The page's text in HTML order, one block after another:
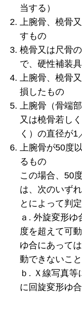
当する）
上腕骨、橈骨
すもの
橈骨又は尺骨
で、硬性補装
上腕骨、橈骨
損したもの
上腕骨（骨端
又は橈骨若し
く）の直径が
上腕骨が50度
るもの
この場合、50
は、次のいず
とによって判
ａ. 外旋変形
度を超えて可
ゆ合にあって
動できないこと
ｂ. Ｘ線写真
に回旋変形ゆ